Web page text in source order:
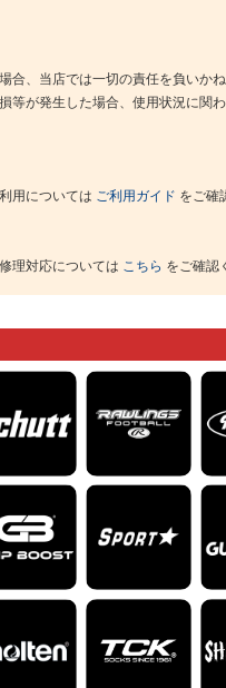
合、当店では一切の責任を負いか
等が発生した場合、使用状況に関
用については ご利用ガイド をご確
理対応については こちら をご確認